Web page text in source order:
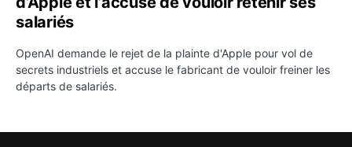
salariés
OpenAI demande le rejet de la plainte d'Apple pour vol de
secrets industriels et accuse le fabricant de vouloir freiner les
départs de salariés.